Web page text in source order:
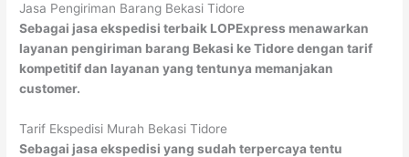
Jasa Pengiriman Barang Bekasi Tidore
Sebagai jasa ekspedisi terbaik LOPExpress menawarkan
layanan pengiriman barang Bekasi ke Tidore dengan tarif
kompetitif dan layanan yang tentunya memanjakan
customer.
Tarif Ekspedisi Murah Bekasi Tidore
Sebagai jasa ekspedisi yang sudah terpercaya tentu